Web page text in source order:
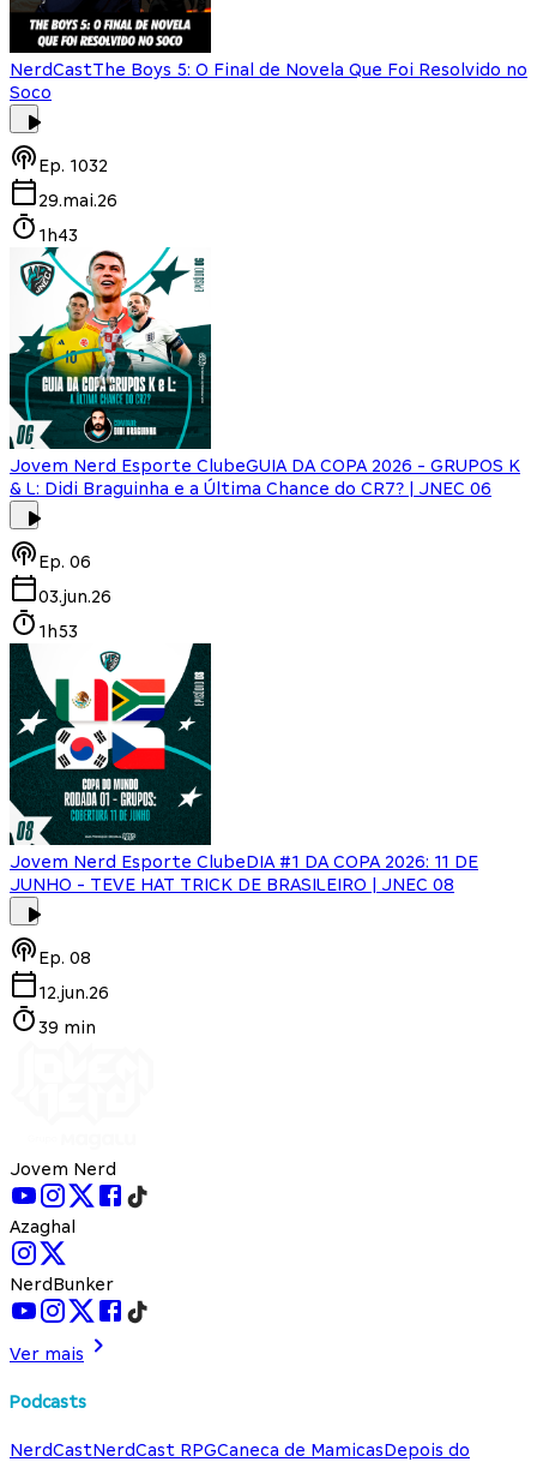
NerdCastThe Boys 5: O Final de Novela Que Foi Resolvido no
Soco
Ep. 1032
29.mai.26
1h43
Jovem Nerd Esporte ClubeGUIA DA COPA 2026 - GRUPOS K
& L: Didi Braguinha e a Última Chance do CR7? | JNEC 06
Ep. 06
03.jun.26
1h53
Jovem Nerd Esporte ClubeDIA #1 DA COPA 2026: 11 DE
JUNHO - TEVE HAT TRICK DE BRASILEIRO | JNEC 08
Ep. 08
12.jun.26
39 min
Jovem Nerd
Azaghal
NerdBunker
Ver mais
Podcasts
NerdCastNerdCast RPGCaneca de MamicasDepois do